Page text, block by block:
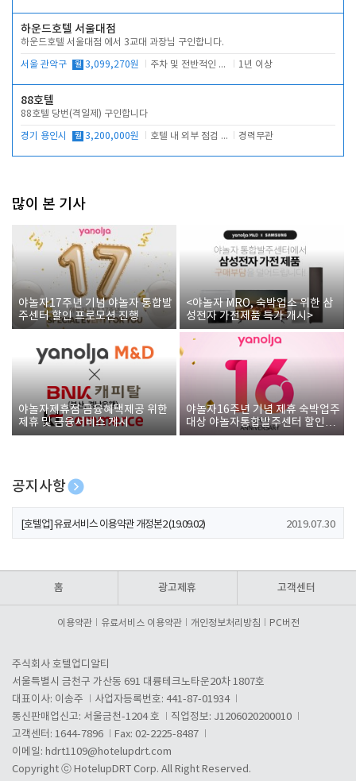
하운드호텔 서울대점
하운드호텔 서울대점 에서 3교대 과장님 구인합니다.
서울 관악구 월 3,099,270원 주차 및 전반적인 당번업무 1년 이상
88호텔
88호텔 당번(격일제) 구인합니다
경기 용인시 월 3,200,000원 호텔 내 외부 점검 및 프런트 운영 경력무관
많이 본 기사
야놀자17주년 기념 야놀자 통합발
주센터 할인 프로모션 진행
<야놀자 MRO, 숙박업소 위한 삼
성전자 가전제품 특가 개시>
야놀자제휴점 금융혜택제공 위한
제휴 및 금융서비스 게시
야놀자16주년 기념 제휴 숙박업주
대상 야놀자통합발주센터 할인쿠
폰 증정
공지사항
[호텔업] 개인정보 처리방침 개정본1 (19.09.02)
[호텔업] 유료서비스 이용약관 개정본2 (19.09.02) 2019.07.30
홈 광고제휴 고객센터
이용약관 유료서비스 이용약관 개인정보처리방침 PC버전
주식회사 호텔업디알티
서울특별시 금천구 가산동 691 대륭테크노타운20차 1807호
대표이사: 이송주
사업자등록번호: 441-87-01934
통신판매업신고: 서울금천-1204 호
직업정보: J1206020200010
고객센터: 1644-7896
Fax: 02-2225-8487
이메일: hdrt1109@hotelupdrt.com
Copyright ⓒ HotelupDRT Corp. All Right Reserved.